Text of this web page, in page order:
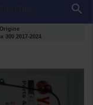

300 2017-2024